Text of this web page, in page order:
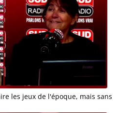
les jeux de l'époque, mais sans